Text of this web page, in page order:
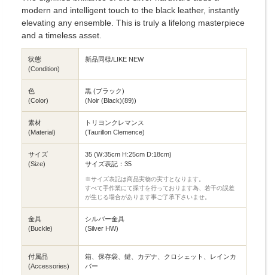
modern and intelligent touch to the black leather, instantly
elevating any ensemble. This is truly a lifelong masterpiece
and a timeless asset.
状態
(Condition)
新品同様/LIKE NEW
色
(Color)
黒 (ブラック)
(Noir (Black)(89))
素材
(Material)
トリヨンクレマンス
(Taurillon Clemence)
サイズ
(Size)
35 (W:35cm H:25cm D:18cm)
サイズ表記：35
※サイズ表記は商品実物の実寸となります。
すべて手作業にて採寸を行っております為、若干の誤差
が生じる場合があります事ご了承下さいませ。
金具
(Buckle)
シルバー金具
(Silver HW)
付属品
(Accessories)
箱、保存袋、鍵、カデナ、クロシェット、レインカ
バー